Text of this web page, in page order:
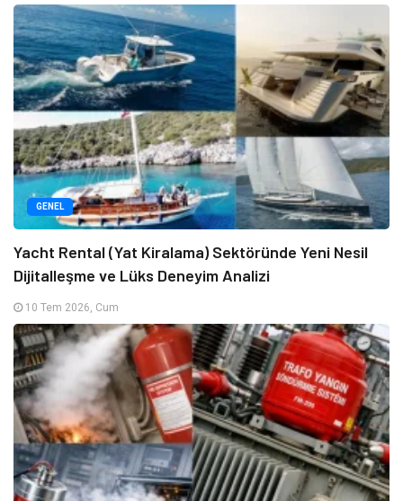
GENEL
Yacht Rental (Yat Kiralama) Sektöründe Yeni Nesil
Dijitalleşme ve Lüks Deneyim Analizi
10 Tem 2026, Cum